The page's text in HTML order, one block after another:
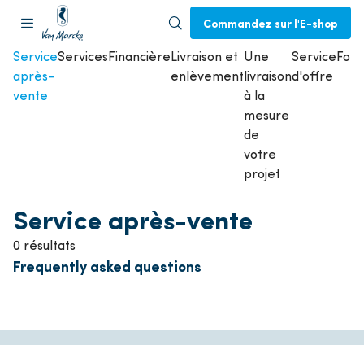
Commandez sur l'E-shop
Service
après-
vente
ServicesFinancièreLivraison et
enlèvement
Une
livraison
à la
mesure
de
votre
projet
Service
d'offre
Service après-vente
0 résultats
Frequently asked questions